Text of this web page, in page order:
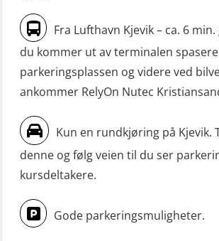
Livbåtfører grunnkurs
FF1200 simulator
Livbåtfører grunnkurs
FF48 og FF1000D
Livbåtfører grunnkurs
Konvensjonell livbåt
Livbåtfører
grunnleggende (OSE135)
Livbåtfører
(OSE1361)
Sikkerhetskurs for
oppdrettsanlegg
Sjøfolk med særskilte
(MBS1191)
Ulykkesgransking –
VHF / SRC 2 dager
Videregående
Fra Lufthavn Kjevik – ca. 6
du kommer ut av terminalen
parkeringsplassen og videre ved
ankommer RelyOn Nutec
Kun en rundkjøring på Kjevik.
denne og følg veien til du ser
kursdeltakere.
Gode parkeringsmuligheter.